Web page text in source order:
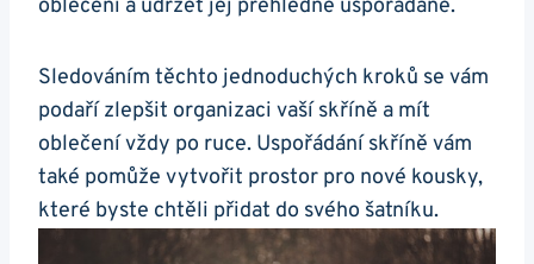
oblečení a udržet jej přehledně uspořádané.
Sledováním těchto jednoduchých kroků se vám
podaří zlepšit organizaci vaší skříně a mít
oblečení vždy po ruce. Uspořádání skříně vám
také pomůže vytvořit prostor pro nové kousky,
které byste chtěli přidat do svého šatníku.